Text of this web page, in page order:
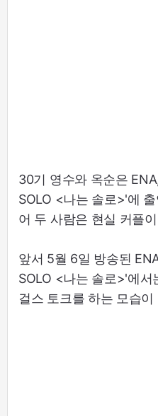
30기 영수와 옥순은
SOLO <나는 솔로>'에
어 두 사람은 현실 커플
앞서 5월 6일 방송된
SOLO <나는 솔로>'에서
걸스 토크를 하는 모습이